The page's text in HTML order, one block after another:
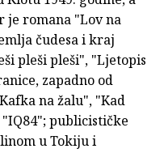
je romana "Lov na
čudesa i kraj
pleši pleši", "Ljetopis
zapadno od
na žalu", "Kad
publicističke
u Tokiju i